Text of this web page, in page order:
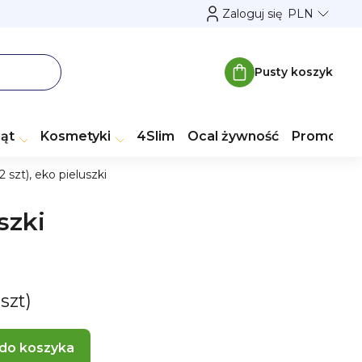
PLN
Zaloguj się
Koszyk
Pusty koszyk
Kosmetyki 4Slim Ocal żywność Promocje
szt), eko pieluszki
koszyka